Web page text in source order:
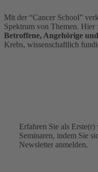
Mit der “Cancer School”
Spektrum von Themen. Hier
Betroffene, Angehörige
Krebs, wissenschaftlich
Erfahren Sie als
Seminaren, indem Sie
Newsletter anmelden.